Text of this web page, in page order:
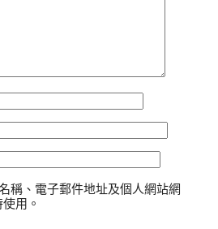
稱、電子郵件地址及個人網站網
用。